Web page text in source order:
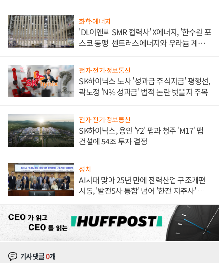
화학·에너지
'DL이앤씨 SMR 협력사' X에너지, '한수원 포
스코 동맹' 센트러스에너지와 우라늄 계약
전자·전기·정보통신
SK하이닉스 노사 '성과급 주식지급' 평행선,
곽노정 'N% 성과급' 법적 논란 벗을지 주목
전자·전기·정보통신
SK하이닉스, 용인 'Y2' 팹과 청주 'M17' 팹
건설에 54조 투자 결정
정치
AI시대 맞아 25년 만에 전력산업 구조개편
시동, '발전5사 통합' 넘어 '한전 지주사' 재편
기사댓글0개